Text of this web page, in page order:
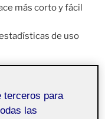
más corto y fácil
de uso
GRÁFICA
terceros para
las